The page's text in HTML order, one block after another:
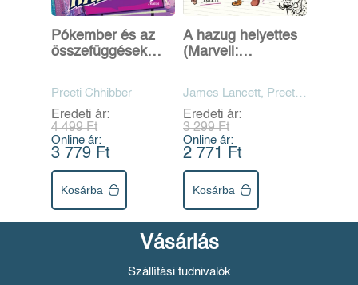
Pókember és az
összefüggések
Preeti Chhibber
Eredeti ár:
4 499 Ft
Online ár:
3 779 Ft
Kosárba
A hazug helyettes
(Marvell:
James Lancett, Preeti
Chhibber
Eredeti ár:
3 299 Ft
Online ár:
2 771 Ft
Kosárba
Vásárlás
Szállítási tudnivalók